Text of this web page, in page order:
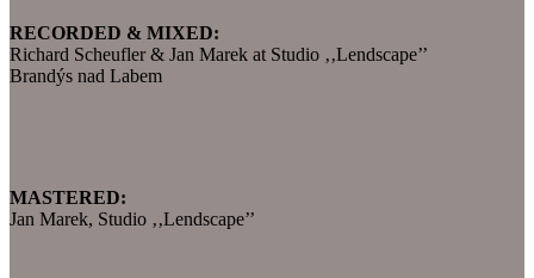
RECORDED & MIXED:
Richard Scheufler & Jan Marek at Studio ‚‚Lendscape’’
Brandýs nad Labem
MASTERED:
Jan Marek, Studio ‚‚Lendscape’’